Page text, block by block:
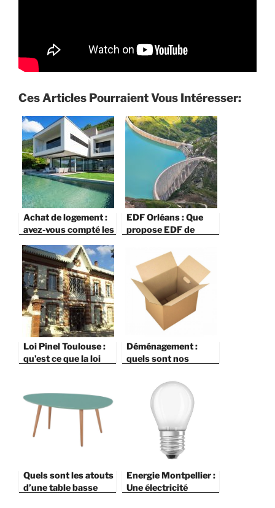
Ces Articles Pourraient Vous Intéresser:
Achat de logement :
avez-vous compté les
EDF Orléans : Que
propose EDF de
Loi Pinel Toulouse :
qu’est ce que la loi
Déménagement :
quels sont nos
Quels sont les atouts
d’une table basse
Energie Montpellier :
Une électricité